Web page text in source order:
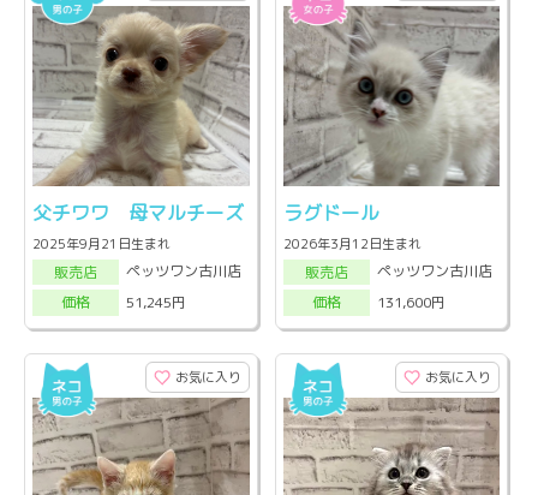
父チワワ 母マルチーズ
2025年9月21日生まれ
販売店
ペッツワン古川店
価格
51,245円
ラグドール
2026年3月12日生まれ
販売店
ペッツワン古川店
価格
131,600円
お気に入り お気に入り